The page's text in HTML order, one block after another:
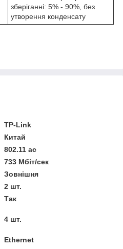
зберіганні: 5% - 90%, без
утворення конденсату
TP-Link
Китай
802.11 ac
733 Мбіт/сек
Зовнішня
2 шт.
Так
4 шт.
Ethernet